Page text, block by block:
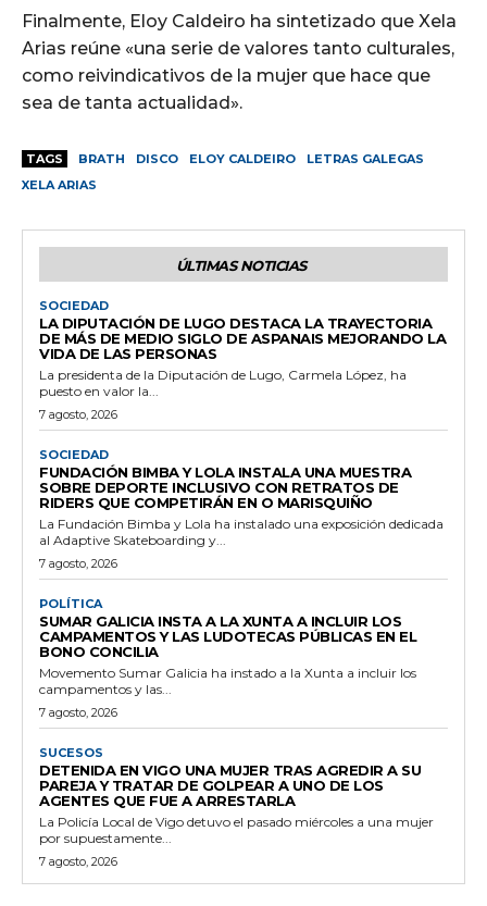
Finalmente, Eloy Caldeiro ha sintetizado que Xela
Arias reúne «una serie de valores tanto culturales,
como reivindicativos de la mujer que hace que
sea de tanta actualidad».
TAGS BRATH DISCO ELOY CALDEIRO
LETRAS GALEGAS
XELA ARIAS
ÚLTIMAS NOTICIAS
SOCIEDAD
LA DIPUTACIÓN DE LUGO DESTACA LA TRAYECTORIA
DE MÁS DE MEDIO SIGLO DE ASPANAIS MEJORANDO LA
VIDA DE LAS PERSONAS
La presidenta de la Diputación de Lugo, Carmela López, ha
puesto en valor la...
7 agosto, 2026
SOCIEDAD
FUNDACIÓN BIMBA Y LOLA INSTALA UNA MUESTRA
SOBRE DEPORTE INCLUSIVO CON RETRATOS DE
RIDERS QUE COMPETIRÁN EN O MARISQUIÑO
La Fundación Bimba y Lola ha instalado una exposición dedicada
al Adaptive Skateboarding y...
7 agosto, 2026
POLÍTICA
SUMAR GALICIA INSTA A LA XUNTA A INCLUIR LOS
CAMPAMENTOS Y LAS LUDOTECAS PÚBLICAS EN EL
BONO CONCILIA
Movemento Sumar Galicia ha instado a la Xunta a incluir los
campamentos y las...
7 agosto, 2026
SUCESOS
DETENIDA EN VIGO UNA MUJER TRAS AGREDIR A SU
PAREJA Y TRATAR DE GOLPEAR A UNO DE LOS
AGENTES QUE FUE A ARRESTARLA
La Policía Local de Vigo detuvo el pasado miércoles a una mujer
por supuestamente...
7 agosto, 2026